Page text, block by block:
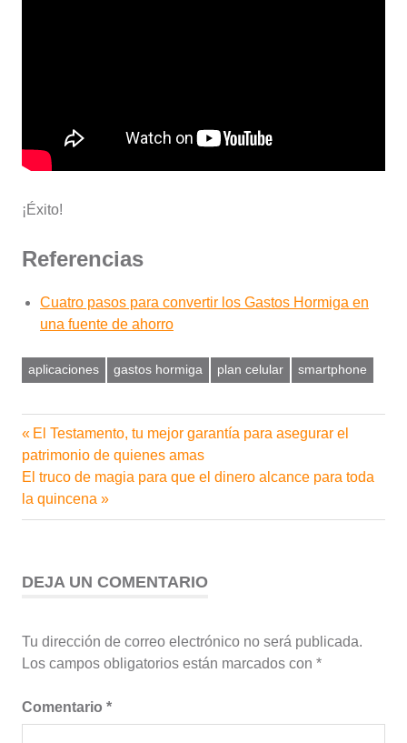
¡Éxito!
Referencias
Cuatro pasos para convertir los Gastos Hormiga en
una fuente de ahorro
aplicaciones gastos hormiga plan celular smartphone
Navegación
de
entradas
Entrada
anterior:
El Testamento, tu mejor garantía para asegurar el
patrimonio de quienes amas
Siguiente
entrada:
El truco de magia para que el dinero alcance para toda
la quincena
DEJA UN COMENTARIO
Tu dirección de correo electrónico no será publicada.
Los campos obligatorios están marcados con *
Comentario *